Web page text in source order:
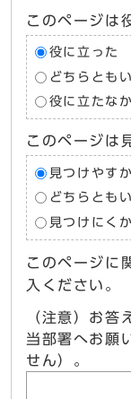
このページは
役に立った
どちらとも
役に立たな
このページは
見つけやす
どちらとも
見つけにく
このページに
入ください。
（注意）お答
当部署へお願
せん）。